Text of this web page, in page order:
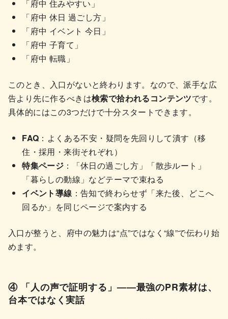
「府中 住みやすい」
「府中 休日 過ごし方」
「府中 イベント 今日」
「府中 子育て」
「府中 転職」
このとき、入口がないと終わります。なので、派手な広
告より先に作るべきは検索で拾われるコンテンツです。
具体的にはこの3つだけで十分スタートできます。
FAQ ：よくある不安・疑問を先回りして潰す（移
住・採用・来街それぞれ）
特集ページ ：「休日の過ごし方」「散歩ルート」
「暮らしの動線」などテーマで束ねる
イベント導線 ：告知で終わらせず「来た後、どこへ
回るか」を同じページで案内する
入口が整うと、府中の魅力は“点”ではなく“線”で伝わり始
めます。
④ 「人の声で証明する」——最強のPR素材は、
台本ではなく実話